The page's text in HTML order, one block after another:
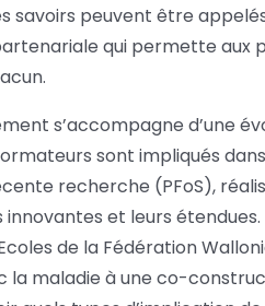
savoirs peuvent être
qui permette aux
s’accompagne d’une
sont impliqués
recherche (PFoS),
innovantes et leurs
Ecoles de la Fédération
la maladie à une co-